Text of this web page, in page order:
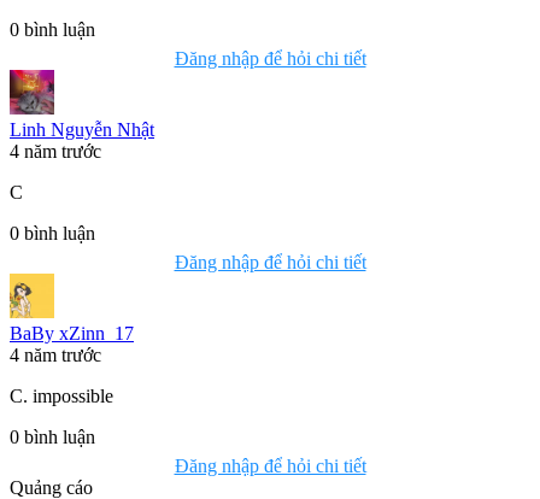
0 bình luận
Đăng nhập để hỏi chi tiết
Linh Nguyễn Nhật
4 năm trước
C
0 bình luận
Đăng nhập để hỏi chi tiết
BaBy xZinn_17
4 năm trước
C. impossible
0 bình luận
Đăng nhập để hỏi chi tiết
Quảng cáo